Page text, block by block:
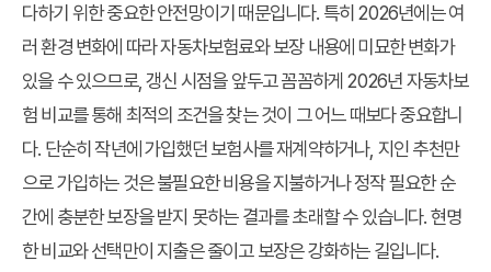
다하기 위한 중요한 안전망이기 때문입니다. 특히 2026년에는 여
러 환경 변화에 따라 자동차보험료와 보장 내용에 미묘한 변화가
있을 수 있으므로, 갱신 시점을 앞두고 꼼꼼하게 2026년 자동차보
험 비교를 통해 최적의 조건을 찾는 것이 그 어느 때보다 중요합니
다. 단순히 작년에 가입했던 보험사를 재계약하거나, 지인 추천만
으로 가입하는 것은 불필요한 비용을 지불하거나 정작 필요한 순
간에 충분한 보장을 받지 못하는 결과를 초래할 수 있습니다. 현명
한 비교와 선택만이 지출은 줄이고 보장은 강화하는 길입니다.